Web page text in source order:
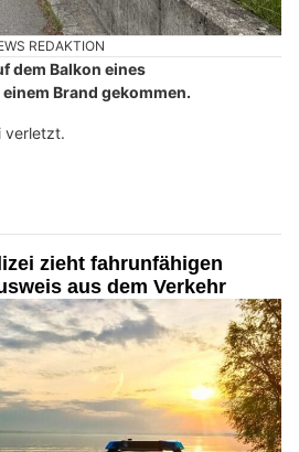
REDAKTION
dem Balkon eines
Brand gekommen.
verletzt.
zieht fahrunfähigen
aus dem Verkehr